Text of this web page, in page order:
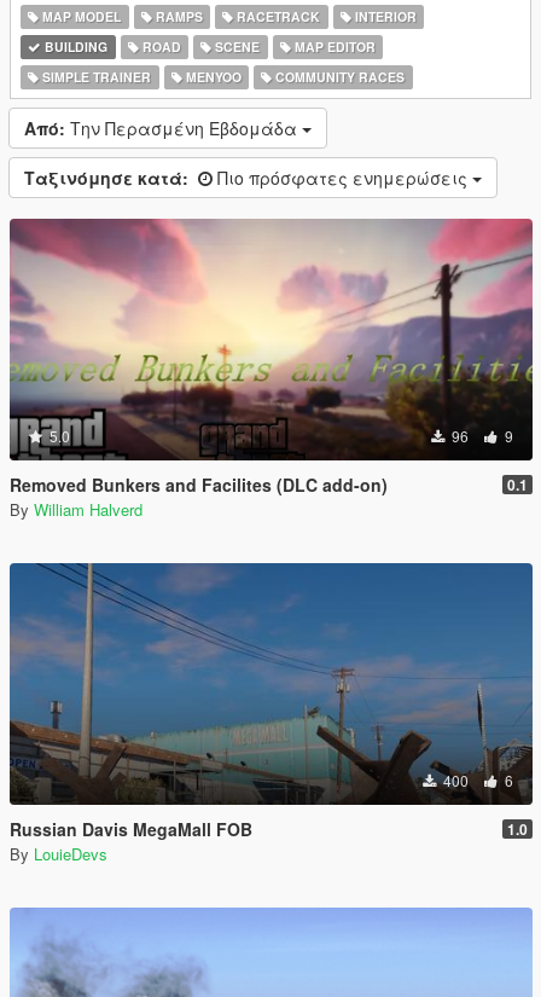
MAP MODEL RAMPS RACETRACK
INTERIOR
BUILDING
ROAD SCENE
MAP EDITOR
SIMPLE TRAINER
MENYOO COMMUNITY RACES
Από: Την Περασμένη Εβδομάδα
Ταξινόμησε κατά: Πιο πρόσφατες ενημερώσεις
5.0 96 9
Removed Bunkers and Facilites (DLC add-on) 0.1
By William Halverd
400 6
Russian Davis MegaMall FOB 1.0
By LouieDevs